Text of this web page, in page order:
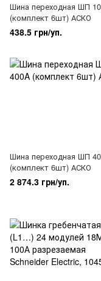
Шина переходная ШП
(комплект 6шт) АСКО
438.5 грн/уп.
Шина переходная ШП
(комплект 6шт) АСКО
2 874.3 грн/уп.